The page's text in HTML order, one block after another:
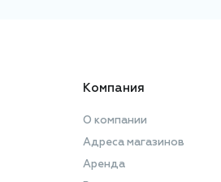
Компания
О компании
Адреса магазинов
Аренда